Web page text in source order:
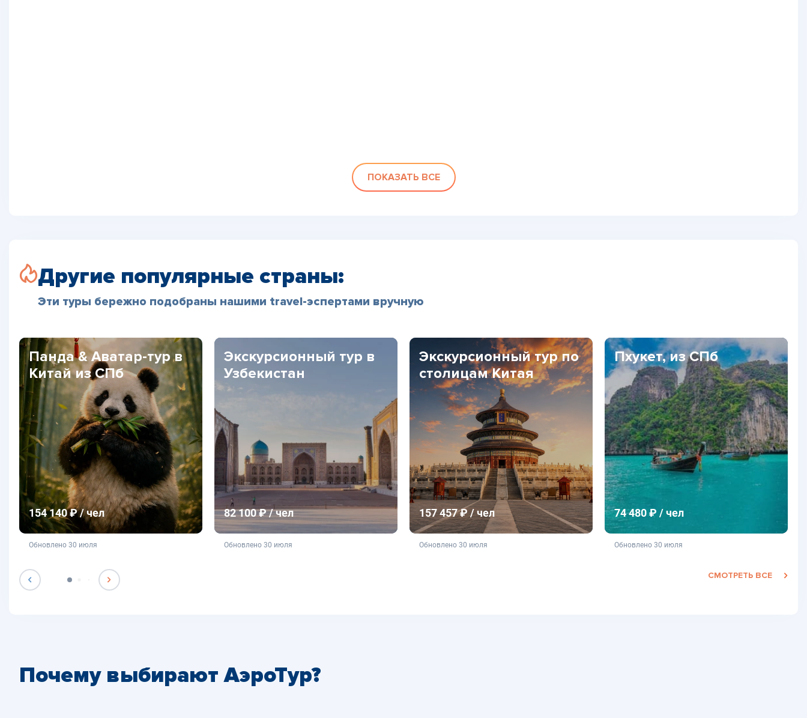
ПОКАЗАТЬ ВСЕ
Другие популярные страны:
Эти туры бережно подобраны нашими travel-эспертами вручную
Панда & Аватар-тур в
Китай из СПб
154 140 ₽ / чел
не является публичной офертой
Обновлено 30 июля
Экскурсионный тур в
Узбекистан
82 100 ₽ / чел
не является публичной офертой
Обновлено 30 июля
Экскурсионный тур по
столицам Китая
157 457 ₽ / чел
не является публичной офертой
Обновлено 30 июля
Пхукет, из СПб
74 480 ₽ / чел
не является публичной офертой
Обновлено 30 июля
СМОТРЕТЬ ВСЕ
Почему выбирают АэроТур?